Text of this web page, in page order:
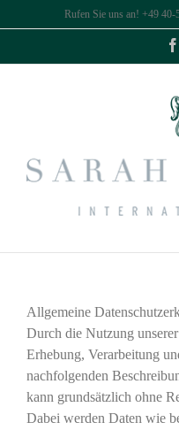
Inhalt
Rufen Sie uns an! +49 40-
Allgemeine
Durch die Nutzung
Erhebung, Verarbeitung
nachfolgenden
kann grundsätzlich ohne
Dabei werden Daten wie